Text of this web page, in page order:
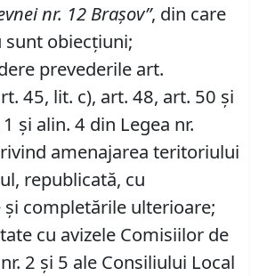
nr. 12 Braşov”, din care
sunt obiecţiuni;
prevederile art.
45, lit. c), art. 48, art. 50 şi
şi alin. 4 din Legea nr.
amenajarea teritoriului
republicată, cu
completările ulterioare;
cu avizele Comisiilor de
2 și 5 ale Consiliului Local